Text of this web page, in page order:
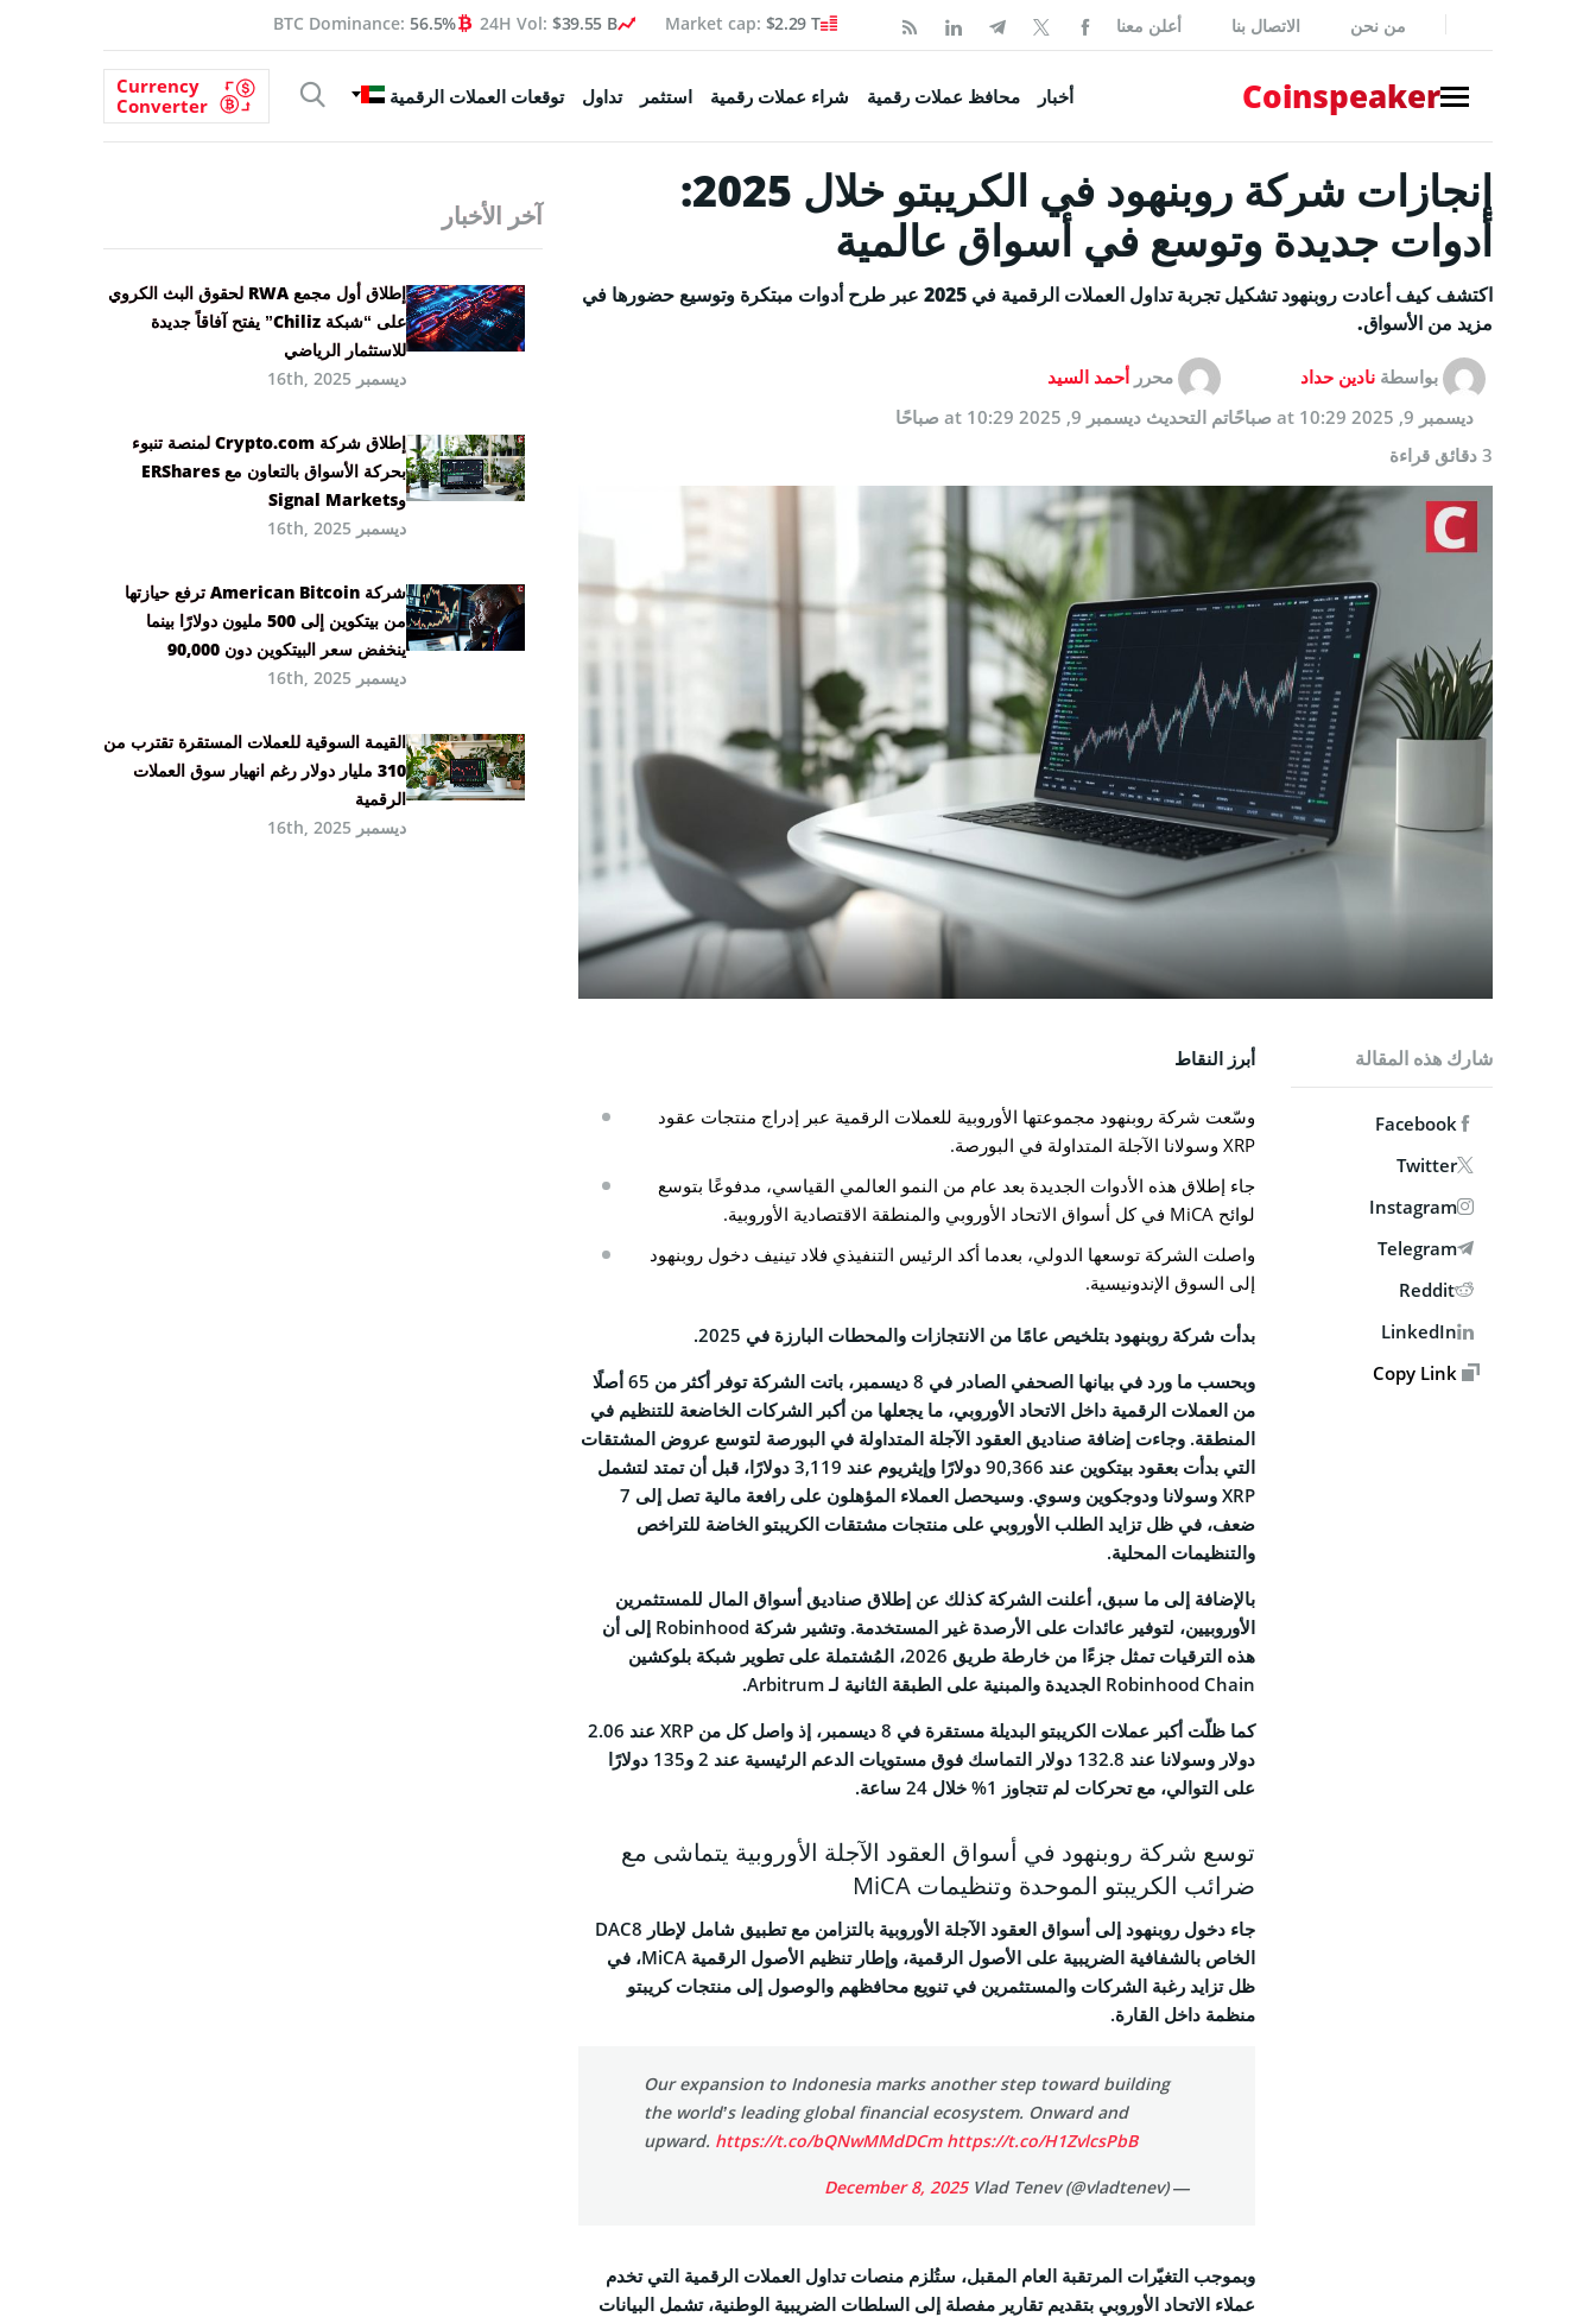
Coinspeaker
NEWS
أخبار بيتكوين
أخبار
إصدارات السوق
أخبار ممولة
كيفية شراء البيتكوين
أفضل محافظ العملات الرقمية
أفضل عملات رقمية للشراء
أفضل منصات تداول العملات الرقمية
تداول العقود الآجلة للعملات الرقمية
TOOLS
أسعار العملات الرقمية اليوم
سعر Bitcoin اليوم
سعر Ethereum اليوم
سعر XRP اليوم
من نحن
الاتصال بنا
الوظائف
السياسة التحريرية
الشروط والأحكام
SOCIAL
Facebook
X
LinkedIn
RSS Feed
ALL RIGHTS RESERVED.
Market cap: $2.29 T
24H Vol: $39.55 B
BTC Dominance:56.5% من نحن الاتصال بنا أعلن معنا
Coinspeaker أخبار محافظ عملات رقمية شراء عملات رقمية استثمر تداول توقعات العملات الرقمية
Currency
Converter
إنجازات شركة روبنهود في الكريبتو خلال 2025:
أدوات جديدة وتوسع في أسواق عالمية
اكتشف كيف أعادت روبنهود تشكيل تجربة تداول العملات الرقمية في 2025 عبر طرح أدوات مبتكرة وتوسيع حضورها في
مزيد من الأسواق.
بواسطة نادين حداد محرر أحمد السيد
ديسمبر 9, 2025 at 10:29 صباحًا
تم التحديث ديسمبر 9, 2025 at 10:29 صباحًا
3 دقائق قراءة
شارك هذه المقالة
Facebook
Twitter
Instagram
Telegram
Reddit
LinkedIn
أبرز النقاط
وسّعت شركة روبنهود مجموعتها الأوروبية للعملات الرقمية عبر إدراج منتجات عقود
XRP وسولانا الآجلة المتداولة في البورصة.
جاء إطلاق هذه الأدوات الجديدة بعد عام من النمو العالمي القياسي، مدفوعًا بتوسع
لوائح MiCA في كل أسواق الاتحاد الأوروبي والمنطقة الاقتصادية الأوروبية.
واصلت الشركة توسعها الدولي، بعدما أكد الرئيس التنفيذي فلاد تينيف دخول روبنهود
إلى السوق الإندونيسية.
بدأت شركة روبنهود بتلخيص عامًا من الانتجازات والمحطات البارزة في 2025.
وبحسب ما ورد في بيانها الصحفي الصادر في 8 ديسمبر، باتت الشركة توفر أكثر من 65 أصلًا
من العملات الرقمية داخل الاتحاد الأوروبي، ما يجعلها من أكبر الشركات الخاضعة للتنظيم في
المنطقة. وجاءت إضافة صناديق العقود الآجلة المتداولة في البورصة لتوسع عروض المشتقات
التي بدأت بعقود بيتكوين عند 90,366 دولارًا وإيثريوم عند 3,119 دولارًا، قبل أن تمتد لتشمل
XRP وسولانا ودوجكوين وسوي. وسيحصل العملاء المؤهلون على رافعة مالية تصل إلى 7
ضعف، في ظل تزايد الطلب الأوروبي على منتجات مشتقات الكريبتو الخاضة للتراخص
والتنظيمات المحلية.
بالإضافة إلى ما سبق، أعلنت الشركة كذلك عن إطلاق صناديق أسواق المال للمستثمرين
الأوروبيين، لتوفير عائدات على الأرصدة غير المستخدمة. وتشير شركة Robinhood إلى أن
هذه الترقيات تمثل جزءًا من خارطة طريق 2026، المُشتملة على تطوير شبكة بلوكشين
Robinhood Chain الجديدة والمبنية على الطبقة الثانية لـ Arbitrum.
كما ظلّت أكبر عملات الكريبتو البديلة مستقرة في 8 ديسمبر، إذ واصل كل من XRP عند 2.06
دولار وسولانا عند 132.8 دولار التماسك فوق مستويات الدعم الرئيسية عند 2 و135 دولارًا
على التوالي، مع تحركات لم تتجاوز 1% خلال 24 ساعة.
توسع شركة روبنهود في أسواق العقود الآجلة الأوروبية يتماشى مع
ضرائب الكريبتو الموحدة وتنظيمات MiCA
جاء دخول روبنهود إلى أسواق العقود الآجلة الأوروبية بالتزامن مع تطبيق شامل لإطار DAC8
الخاص بالشفافية الضريبية على الأصول الرقمية، وإطار تنظيم الأصول الرقمية MiCA، في
ظل تزايد رغبة الشركات والمستثمرين في تنويع محافظهم والوصول إلى منتجات كريبتو
منظمة داخل القارة.
Our expansion to Indonesia marks another step toward building
the world’s leading global financial ecosystem. Onward and
upward. https://t.co/bQNwMMdDCm https://t.co/H1ZvlcsPbB
— Vlad Tenev (@vladtenev)
December 8, 2025
وبموجب التغيّرات المرتقبة العام المقبل، ستُلزم منصات تداول العملات الرقمية التي تخدم
عملاء الاتحاد الأوروبي بتقديم تقارير مفصلة إلى السلطات الضريبية الوطنية، تشمل البيانات
آخر الأخبار
إطلاق أول مجمع RWA لحقوق البث الكروي
على “شبكة Chiliz” يفتح آفاقاً جديدة
للاستثمار الرياضي
ديسمبر 16th, 2025
إطلاق شركة Crypto.com لمنصة تنبوء
بحركة الأسواق بالتعاون مع ERShares
وSignal Markets
ديسمبر 16th, 2025
شركة American Bitcoin ترفع حيازتها
من بيتكوين إلى 500 مليون دولارًا بينما
ينخفض سعر البيتكوين دون 90,000
ديسمبر 16th, 2025
القيمة السوقية للعملات المستقرة تقترب من
310 مليار دولار رغم انهيار سوق العملات
الرقمية
ديسمبر 16th, 2025